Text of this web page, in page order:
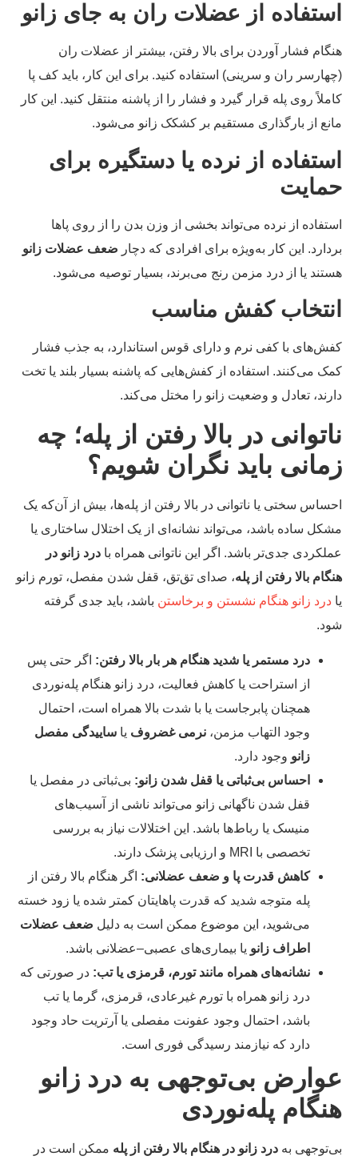
از عضلات ران به جای زانو
فشار آوردن برای بالا رفتن، بیشتر از عضلات ران
ران و سرینی) استفاده کنید. برای این کار، باید کف پا
روی پله قرار گیرد و فشار را از پاشنه منتقل کنید. این کار
از بارگذاری مستقیم بر کشکک زانو می‌شود.
از نرده یا دستگیره برای
از نرده می‌تواند بخشی از وزن بدن را از روی پاها
این کار به‌ویژه برای افرادی که دچارضعف عضلات زانو
یا از درد مزمن رنج می‌برند، بسیار توصیه می‌شود.
کفش مناسب
با کفی نرم و دارای قوس استاندارد، به جذب فشار
می‌کنند. استفاده از کفش‌هایی که پاشنه بسیار بلند یا تخت
تعادل و وضعیت زانو را مختل می‌کند.
در بالا رفتن از پله؛ چه
باید نگران شویم؟
سختی یا ناتوانی در بالا رفتن از پله‌ها، بیش از آن‌که یک
ساده باشد، می‌تواند نشانه‌ای از یک اختلال ساختاری یا
جدی‌تر باشد. اگر این ناتوانی همراه با درد زانو در
بالا رفتن از پله ، صدای تق‌تق، قفل شدن مفصل، تورم زانو
درد زانو هنگام نشستن و برخاستنباشد، باید جدی گرفته
درد مستمر یا شدید هنگام هر بار بالا رفتن: اگر حتی پس
از استراحت یا کاهش فعالیت، درد زانو هنگام پله‌نوردی
همچنان پابرجاست یا با شدت بالا همراه است، احتمال
وجود التهاب مزمن، نرمی غضروف یاساییدگی مفصل
وجود دارد.
احساس بی‌ثباتی یا قفل شدن زانو: بی‌ثباتی در مفصل یا
قفل شدن ناگهانی زانو می‌تواند ناشی از آسیب‌های
منیسک یا رباط‌ها باشد. این اختلالات نیاز به بررسی
تخصصی با MRI و ارزیابی پزشک دارند.
کاهش قدرت پا و ضعف عضلانی:اگر هنگام بالا رفتن از
پله متوجه شدید که قدرت پاهایتان کمتر شده یا زود خسته
می‌شوید، این موضوع ممکن است به دلیلضعف عضلات
اطراف زانویا بیماری‌های عصبی–عضلانی باشد.
نشانه‌های همراه مانند تورم، قرمزی یا تب: در صورتی که
درد زانو همراه با تورم غیرعادی، قرمزی، گرما یا تب
باشد، احتمال وجود عفونت مفصلی یا آرتریت حاد وجود
دارد که نیازمند رسیدگی فوری است.
بی‌توجهی به درد زانو
پله‌نوردی
بهدرد زانو در هنگام بالا رفتن از پله ممکن است در